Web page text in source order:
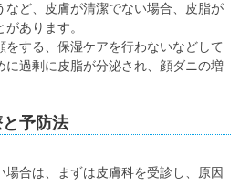
など、皮膚が清潔でない場合、皮脂が
あります。
をする、保湿ケアを行わないなどして
に過剰に皮脂が分泌され、顔ダニの増
予防法
合は、まずは皮膚科を受診し、原因